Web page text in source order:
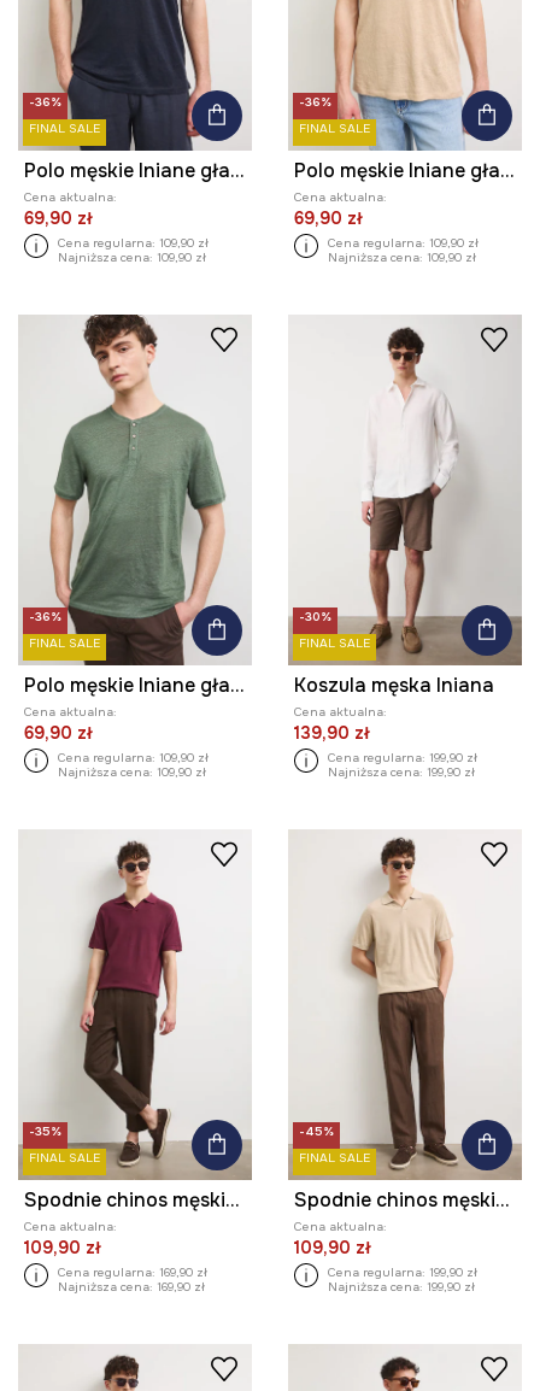
-36%
FINAL SALE
Polo męskie lniane gładkie
Cena aktualna:
69,90 zł
Cena regularna: 109,90 zł
Najniższa cena: 109,90 zł
-36%
FINAL SALE
Polo męskie lniane gładkie
Cena aktualna:
69,90 zł
Cena regularna: 109,90 zł
Najniższa cena: 109,90 zł
-36%
FINAL SALE
Polo męskie lniane gładkie
Cena aktualna:
69,90 zł
Cena regularna: 109,90 zł
Najniższa cena: 109,90 zł
-30%
FINAL SALE
Koszula męska lniana
Cena aktualna:
139,90 zł
Cena regularna: 199,90 zł
Najniższa cena: 199,90 zł
-35%
FINAL SALE
Spodnie chinos męskie lniane
Cena aktualna:
109,90 zł
Cena regularna: 169,90 zł
Najniższa cena: 169,90 zł
-45%
FINAL SALE
Spodnie chinos męskie lniane
Cena aktualna:
109,90 zł
Cena regularna: 199,90 zł
Najniższa cena: 199,90 zł